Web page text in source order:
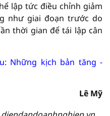
lập tức điều chỉnh giảm
như giai đoạn trước do
thời gian để tái lập cân
Những kịch bản tăng -
Lê Mỹ